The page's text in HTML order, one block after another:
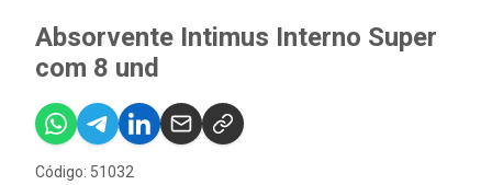
Absorvente Intimus Interno Super
com 8 und
Código: 51032